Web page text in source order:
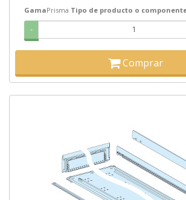
GamaPrisma Tipo de producto o
-
Comprar